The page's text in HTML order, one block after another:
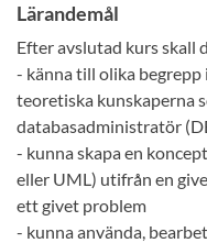
Lärandemål
Efter avslutad kurs skall
- känna till olika
teoretiska kunskaperna
databasadministratör
- kunna skapa en
eller UML) utifrån en
ett givet problem
- kunna använda,